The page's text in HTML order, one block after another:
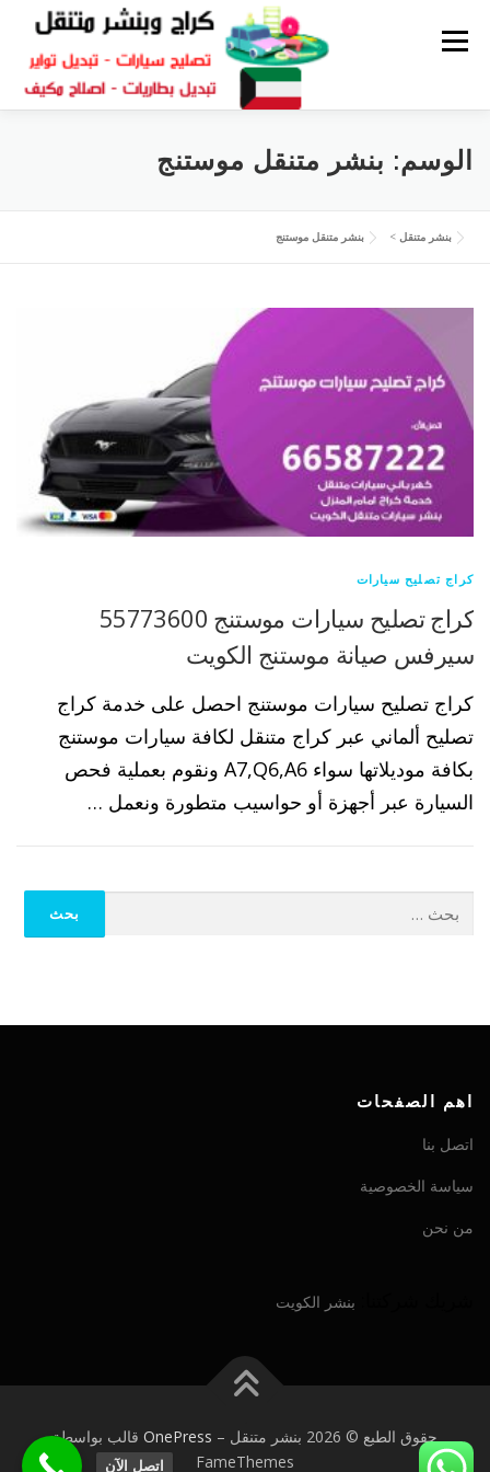
القائمة
بنشر الكويت كراج متنقلالوسم: بنشر متنقل موستنج
بنشر متنقل > بنشر متنقل موستنج
كراج تصليح سيارات
كراج تصليح سيارات موستنج 55773600
سيرفس صيانة موستنج الكويت
كراج تصليح سيارات موستنج احصل على خدمة كراج
تصليح ألماني عبر كراج متنقل لكافة سيارات موستنج
بكافة موديلاتها سواء A7,Q6,A6 ونقوم بعملية فحص
السيارة عبر أجهزة أو حواسيب متطورة ونعمل …
اهم الصفحات
اتصل بنا
سياسة الخصوصية
من نحن
بنشر الكويت
حقوق الطبع © 2026 بنشر متنقل –
OnePress قالب بواسطة
FameThemes
اتصل الآن